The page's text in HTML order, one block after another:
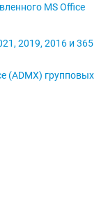
MS Office
2019, 2016 и 365
(ADMX) групповых